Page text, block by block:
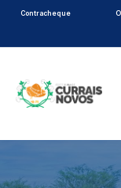
Contracheque